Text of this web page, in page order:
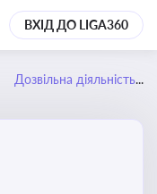
ВХІД ДО LIGA360
Дозвільна діяльність